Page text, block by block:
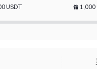
USDT 1,000